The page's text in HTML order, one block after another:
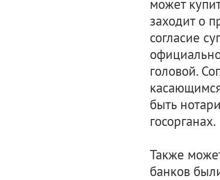
может
заходит о
согласие
головой.
быть
госорганах.
Также
банков